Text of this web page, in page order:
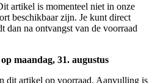
artikel is momenteel niet in onze
beschikbaar zijn. Je kunt direct
dan na ontvangst van de voorraad
maandag, 31. augustus
dit artikel op voorraad. Aanvulling is